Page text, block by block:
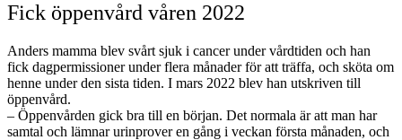
Fick öppenvård våren 2022
Anders mamma blev svårt sjuk i cancer under vårdtiden och han
fick dagpermissioner under flera månader för att träffa, och sköta om
henne under den sista tiden. I mars 2022 blev han utskriven till
öppenvård.
– Öppenvården gick bra till en början. Det normala är att man har
samtal och lämnar urinprover en gång i veckan första månaden, och